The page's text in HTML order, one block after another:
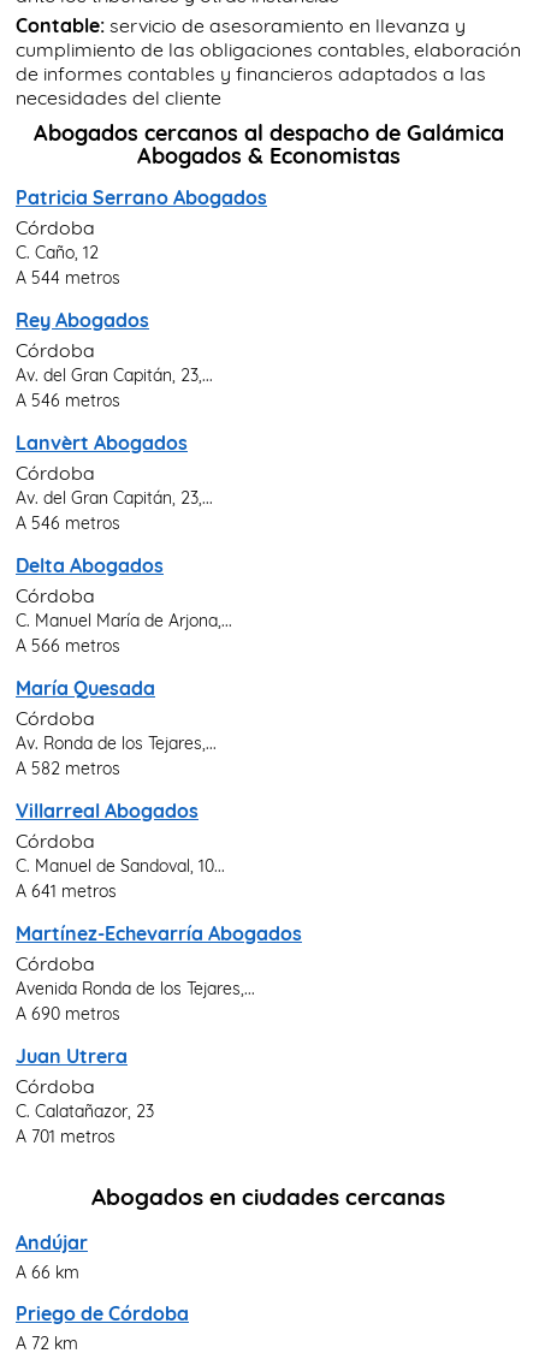
Contable: servicio de asesoramiento en llevanza y
cumplimiento de las obligaciones contables, elaboración
de informes contables y financieros adaptados a las
necesidades del cliente
Abogados cercanos al despacho de Galámica
Abogados & Economistas
Patricia Serrano Abogados
Córdoba
C. Caño, 12
A 544 metros
Rey Abogados
Córdoba
Av. del Gran Capitán, 23,...
A 546 metros
Lanvèrt Abogados
Córdoba
Av. del Gran Capitán, 23,...
A 546 metros
Delta Abogados
Córdoba
C. Manuel María de Arjona,...
A 566 metros
María Quesada
Córdoba
Av. Ronda de los Tejares,...
A 582 metros
Villarreal Abogados
Córdoba
C. Manuel de Sandoval, 10...
A 641 metros
Martínez-Echevarría Abogados
Córdoba
Avenida Ronda de los Tejares,...
A 690 metros
Juan Utrera
Córdoba
C. Calatañazor, 23
A 701 metros
Abogados en ciudades cercanas
Andújar
A 66 km
Priego de Córdoba
A 72 km